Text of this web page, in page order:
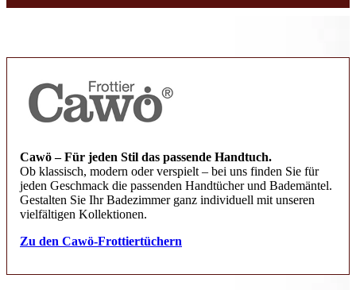
Cawö – Für jeden Stil das passende Handtuch.
Ob klassisch, modern oder verspielt – bei uns finden Sie für
jeden Geschmack die passenden Handtücher und Bademäntel.
Gestalten Sie Ihr Badezimmer ganz individuell mit unseren
vielfältigen Kollektionen.
Zu den Cawö-Frottiertüchern